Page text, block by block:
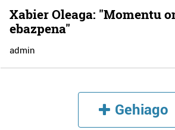
Xabier Oleaga: "Momentu
ebazpena"
admin
Gehiago